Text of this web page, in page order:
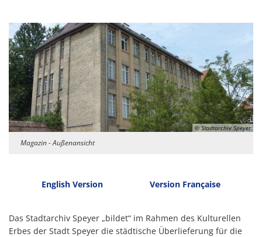
© Stadtarchiv Speyer
Magazin - Außenansicht
English Version Version Française
Das Stadtarchiv Speyer „bildet“ im Rahmen des Kulturellen
Erbes der Stadt Speyer die städtische Überlieferung für die